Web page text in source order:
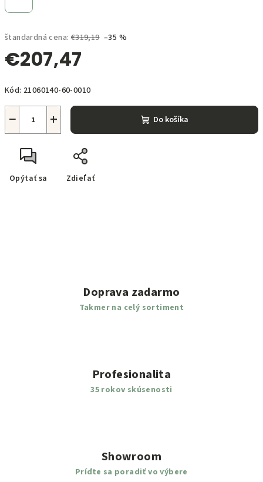
štandardná cena: €319,19 –35 %
€207,47
cena:
Kód: 21060140-60-0010
+
− Do košíka
Opýtať sa Zdieľať
R
M
O
Doprava zadarmo
Takmer na celý sortiment
Profesionalita
35 rokov skúsenosti
Showroom
Príďte sa poradiť vo výbere